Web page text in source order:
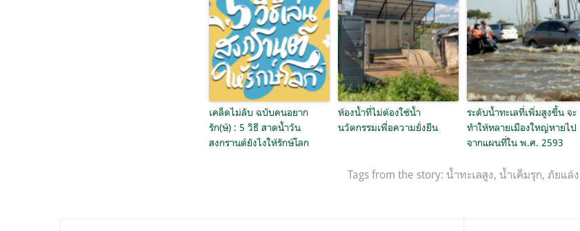
เคล็ดไม่ลับ ฉบับคนอยาก
รัก(ษ์) : 5 วิธี สาดน้ำวัน
สงกรานต์ยังไงให้รักษ์โลก
ห้องน้ำที่ไม่ต้องใช้น้ำ
นวัตกรรมเพื่อความยั่งยืน
ระดับน้ำทะเลที่เพิ่มสูงขึ้น จะ
ทำให้หลายเมืองใหญ่หายไป
จากแผนที่ใน พ.ศ. 2593
Tags from the story: น้ำทะเลสูง, น้ำเค็มรุก, ภัยแล้ง